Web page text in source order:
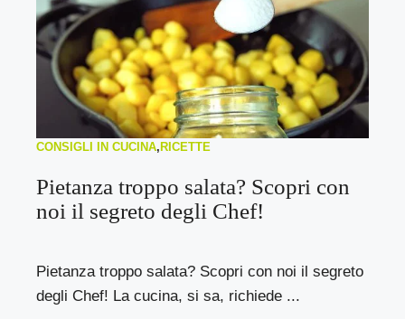
CONSIGLI IN CUCINA, RICETTE
Pietanza troppo salata? Scopri con
noi il segreto degli Chef!
Pietanza troppo salata? Scopri con noi il segreto
degli Chef! La cucina, si sa, richiede ...